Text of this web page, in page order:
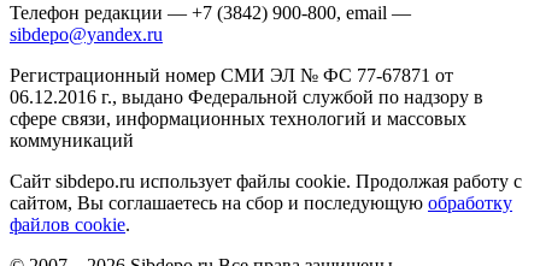
Телефон редакции — +7 (3842) 900-800, email —
sibdepo@yandex.ru
Регистрационный номер СМИ ЭЛ № ФС 77-67871 от
06.12.2016 г., выдано Федеральной службой по надзору в
сфере связи, информационных технологий и массовых
коммуникаций
Сайт sibdepo.ru использует файлы cookie. Продолжая работу с
сайтом, Вы соглашаетесь на сбор и последующую обработку
файлов cookie.